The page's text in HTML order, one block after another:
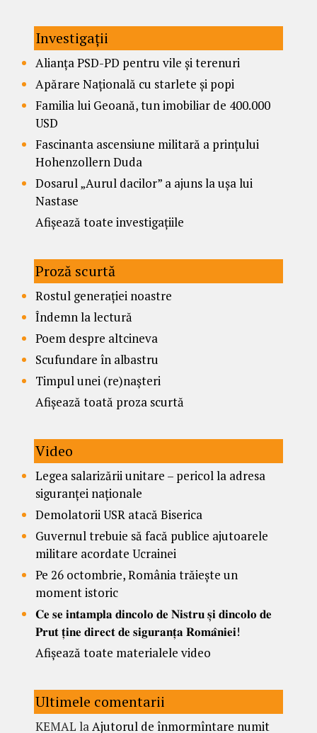
Investigații
Alianța PSD-PD pentru vile și terenuri
Apărare Națională cu starlete și popi
Familia lui Geoană, tun imobiliar de 400.000
USD
Fascinanta ascensiune militară a prințului
Hohenzollern Duda
Dosarul „Aurul dacilor” a ajuns la ușa lui
Nastase
Afișează toate investigațiile
Proză scurtă
Rostul generației noastre
Îndemn la lectură
Poem despre altcineva
Scufundare în albastru
Timpul unei (re)nașteri
Afișează toată proza scurtă
Video
Legea salarizării unitare – pericol la adresa
siguranței naționale
Demolatorii USR atacă Biserica
Guvernul trebuie să facă publice ajutoarele
militare acordate Ucrainei
Pe 26 octombrie, România trăiește un
moment istoric
𝐂𝐞 𝐬𝐞 𝐢𝐧𝐭𝐚𝐦𝐩𝐥𝐚 𝐝𝐢𝐧𝐜𝐨𝐥𝐨 𝐝𝐞 𝐍𝐢𝐬𝐭𝐫𝐮 𝐬̦𝐢 𝐝𝐢𝐧𝐜𝐨𝐥𝐨 𝐝𝐞
𝐏𝐫𝐮𝐭 𝐭̦𝐢𝐧𝐞 𝐝𝐢𝐫𝐞𝐜𝐭 𝐝𝐞 𝐬𝐢𝐠𝐮𝐫𝐚𝐧𝐭̦𝐚 𝐑𝐨𝐦𝐚̂𝐧𝐢𝐞𝐢!
Afișează toate materialele video
Ultimele comentarii
KEMAL laAjutorul de înmormîntare numit